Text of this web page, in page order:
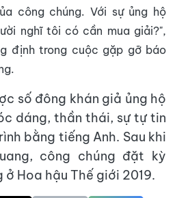
công chúng. Với sự ủng hộ
nghĩ tôi có cần mua giải?",
định trong cuộc gặp gỡ báo
số đông khán giả ủng hộ
dáng, thần thái, sự tự tin
bằng tiếng Anh. Sau khi
công chúng đặt kỳ
Hoa hậu Thế giới 2019.